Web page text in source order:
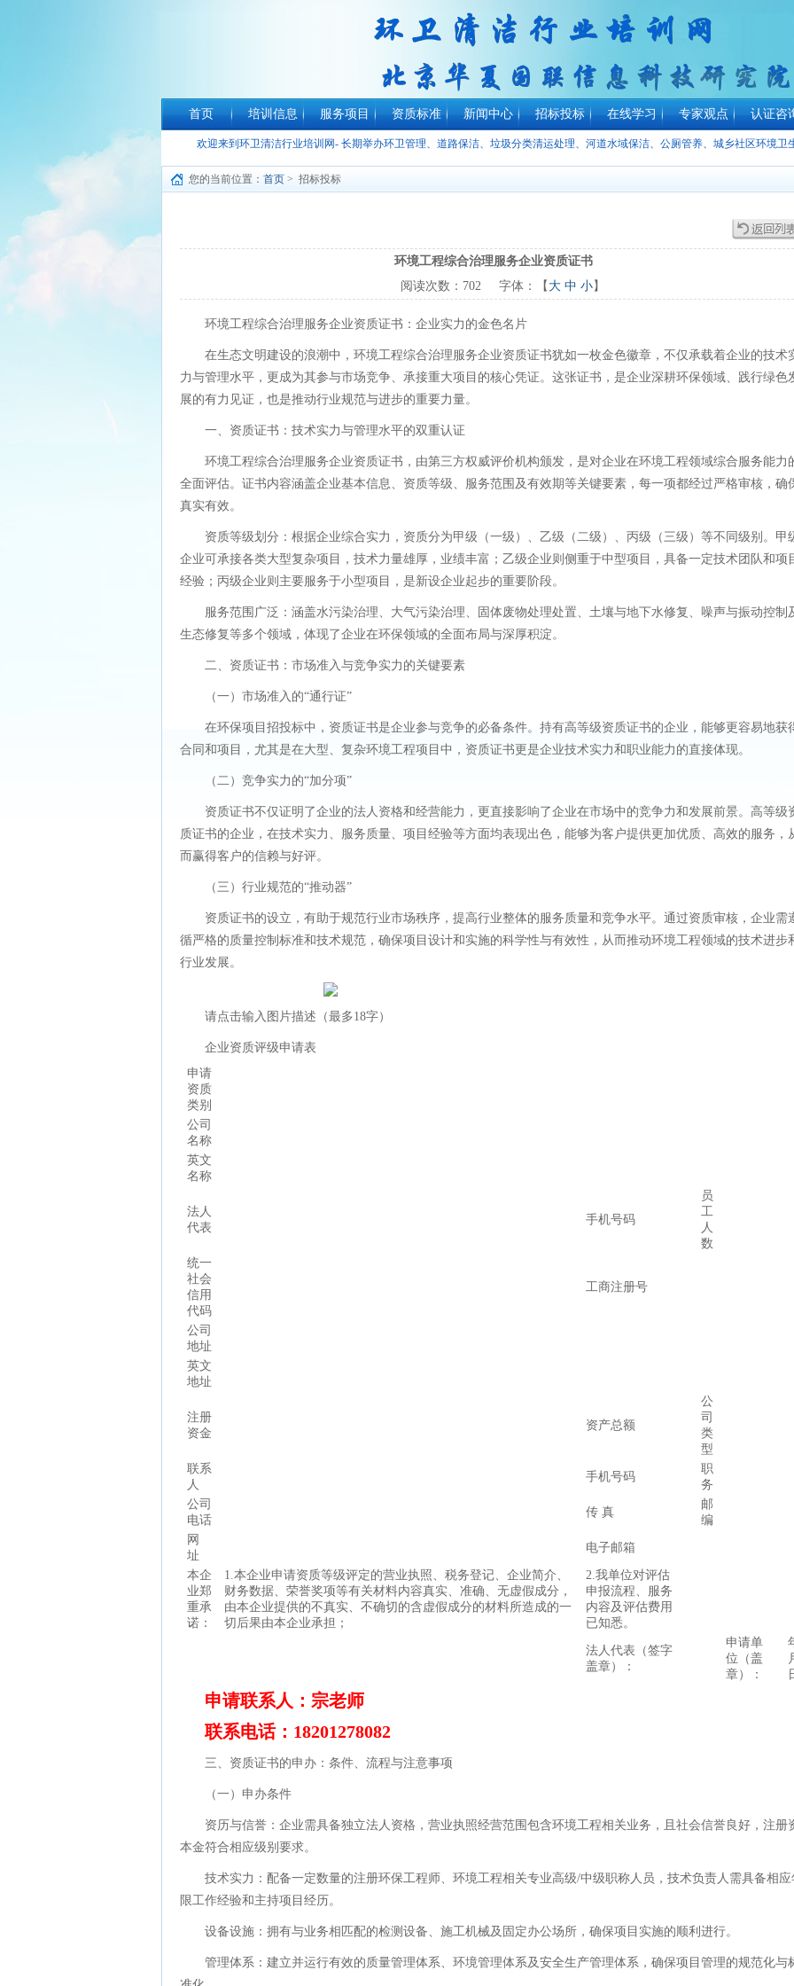
首页 培训信息 服务项目 资质标准 新闻中心 招标投标 在线学习 专家观点 认证咨
欢迎来到环卫清洁行业培训网- 长期举办环卫管理、道路保洁、垃圾分类清运处理、河道水域保洁、公厕管养、城乡社区环境卫
您的当前位置： 首页 > 招标投标
环境工程综合治理服务企业资质证书
阅读次数： 702字体：【 大 中 小】
环境工程综合治理服务企业资质证书：企业实力的金色名片
在生态文明建设的浪潮中，环境工程综合治理服务企业资质证书犹如一枚金色徽章，不仅承载着企业的技术
力与管理水平，更成为其参与市场竞争、承接重大项目的核心凭证。这张证书，是企业深耕环保领域、践行绿色
展的有力见证，也是推动行业规范与进步的重要力量。
一、资质证书：技术实力与管理水平的双重认证
环境工程综合治理服务企业资质证书，由第三方权威评价机构颁发，是对企业在环境工程领域综合服务能力
全面评估。证书内容涵盖企业基本信息、资质等级、服务范围及有效期等关键要素，每一项都经过严格审核，确
真实有效。
资质等级划分：根据企业综合实力，资质分为甲级（一级）、乙级（二级）、丙级（三级）等不同级别。甲
企业可承接各类大型复杂项目，技术力量雄厚，业绩丰富；乙级企业则侧重于中型项目，具备一定技术团队和项
经验；丙级企业则主要服务于小型项目，是新设企业起步的重要阶段。
服务范围广泛：涵盖水污染治理、大气污染治理、固体废物处理处置、土壤与地下水修复、噪声与振动控制
生态修复等多个领域，体现了企业在环保领域的全面布局与深厚积淀。
二、资质证书：市场准入与竞争实力的关键要素
（一）市场准入的“通行证”
在环保项目招投标中，资质证书是企业参与竞争的必备条件。持有高等级资质证书的企业，能够更容易地获
合同和项目，尤其是在大型、复杂环境工程项目中，资质证书更是企业技术实力和职业能力的直接体现。
（二）竞争实力的“加分项”
资质证书不仅证明了企业的法人资格和经营能力，更直接影响了企业在市场中的竞争力和发展前景。高等级
质证书的企业，在技术实力、服务质量、项目经验等方面均表现出色，能够为客户提供更加优质、高效的服务，
而赢得客户的信赖与好评。
（三）行业规范的“推动器”
资质证书的设立，有助于规范行业市场秩序，提高行业整体的服务质量和竞争水平。通过资质审核，企业需
循严格的质量控制标准和技术规范，确保项目设计和实施的科学性与有效性，从而推动环境工程领域的技术进步
行业发展。
请点击输入图片描述（最多18字）
企业资质评级申请表
申请
资质
类别
公司
名称
英文
名称
法人
代表
手机号码
员
工
人
数
统一
社会
信用
代码
工商注册号
公司
地址
英文
地址
注册
资金
资产总额
公
司
类
型
联系
人
手机号码
职
务
公司
电话
传 真
邮
编
网
址
电子邮箱
本企
业郑
重承
诺：
1.本企业申请资质等级评定的营业执照、税务登记、企业简介、
财务数据、荣誉奖项等有关材料内容真实、准确、无虚假成分，
由本企业提供的不真实、不确切的含虚假成分的材料所造成的一
切后果由本企业承担；
2.我单位对评估
申报流程、服务
内容及评估费用
已知悉。
法人代表（签字
盖章）：
申请单
位（盖
章）：
申请联系人：宗老师
联系电话：18201278082
三、资质证书的申办：条件、流程与注意事项
（一）申办条件
资历与信誉：企业需具备独立法人资格，营业执照经营范围包含环境工程相关业务，且社会信誉良好，注册
本金符合相应级别要求。
技术实力：配备一定数量的注册环保工程师、环境工程相关专业高级/中级职称人员，技术负责人需具备相应
限工作经验和主持项目经历。
设备设施：拥有与业务相匹配的检测设备、施工机械及固定办公场所，确保项目实施的顺利进行。
管理体系：建立并运行有效的质量管理体系、环境管理体系及安全生产管理体系，确保项目管理的规范化与